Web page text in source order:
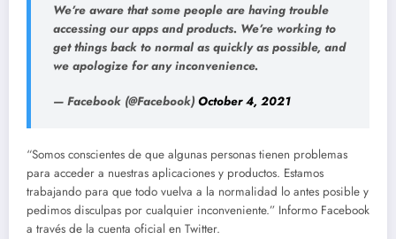
We’re aware that some people are having trouble
accessing our apps and products. We’re working to
get things back to normal as quickly as possible, and
we apologize for any inconvenience.
— Facebook (@Facebook) October 4, 2021
“Somos conscientes de que algunas personas tienen problemas
para acceder a nuestras aplicaciones y productos. Estamos
trabajando para que todo vuelva a la normalidad lo antes posible y
pedimos disculpas por cualquier inconveniente.” Informo Facebook
a través de la cuenta oficial en Twitter.